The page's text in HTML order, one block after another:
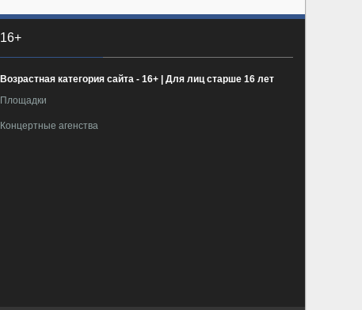
16+
Возрастная категория сайта - 16+ | Для лиц старше 16 лет
Площадки
Концертные агенства